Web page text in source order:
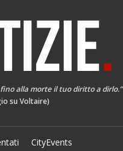
alla morte il tuo diritto a dirlo.”
su Voltaire)
CityEvents